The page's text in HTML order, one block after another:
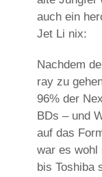
auch ein
Jet Li nix:
Nachdem
ray zu
96% der
BDs – und
auf das
war es wohl
bis Toshiba